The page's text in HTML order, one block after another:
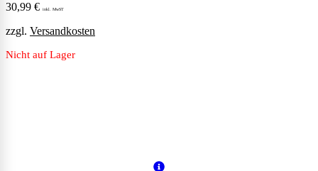
30,99 € inkl. MwST
zzgl. Versandkosten
Nicht auf Lager